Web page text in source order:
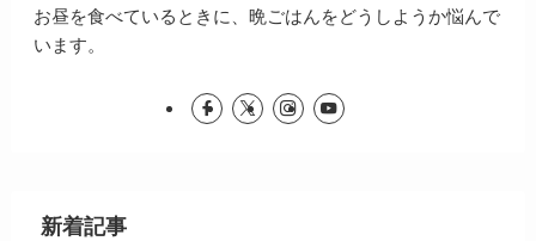
お昼を食べているときに、晩ごはんをどうしようか悩んで
います。
新着記事